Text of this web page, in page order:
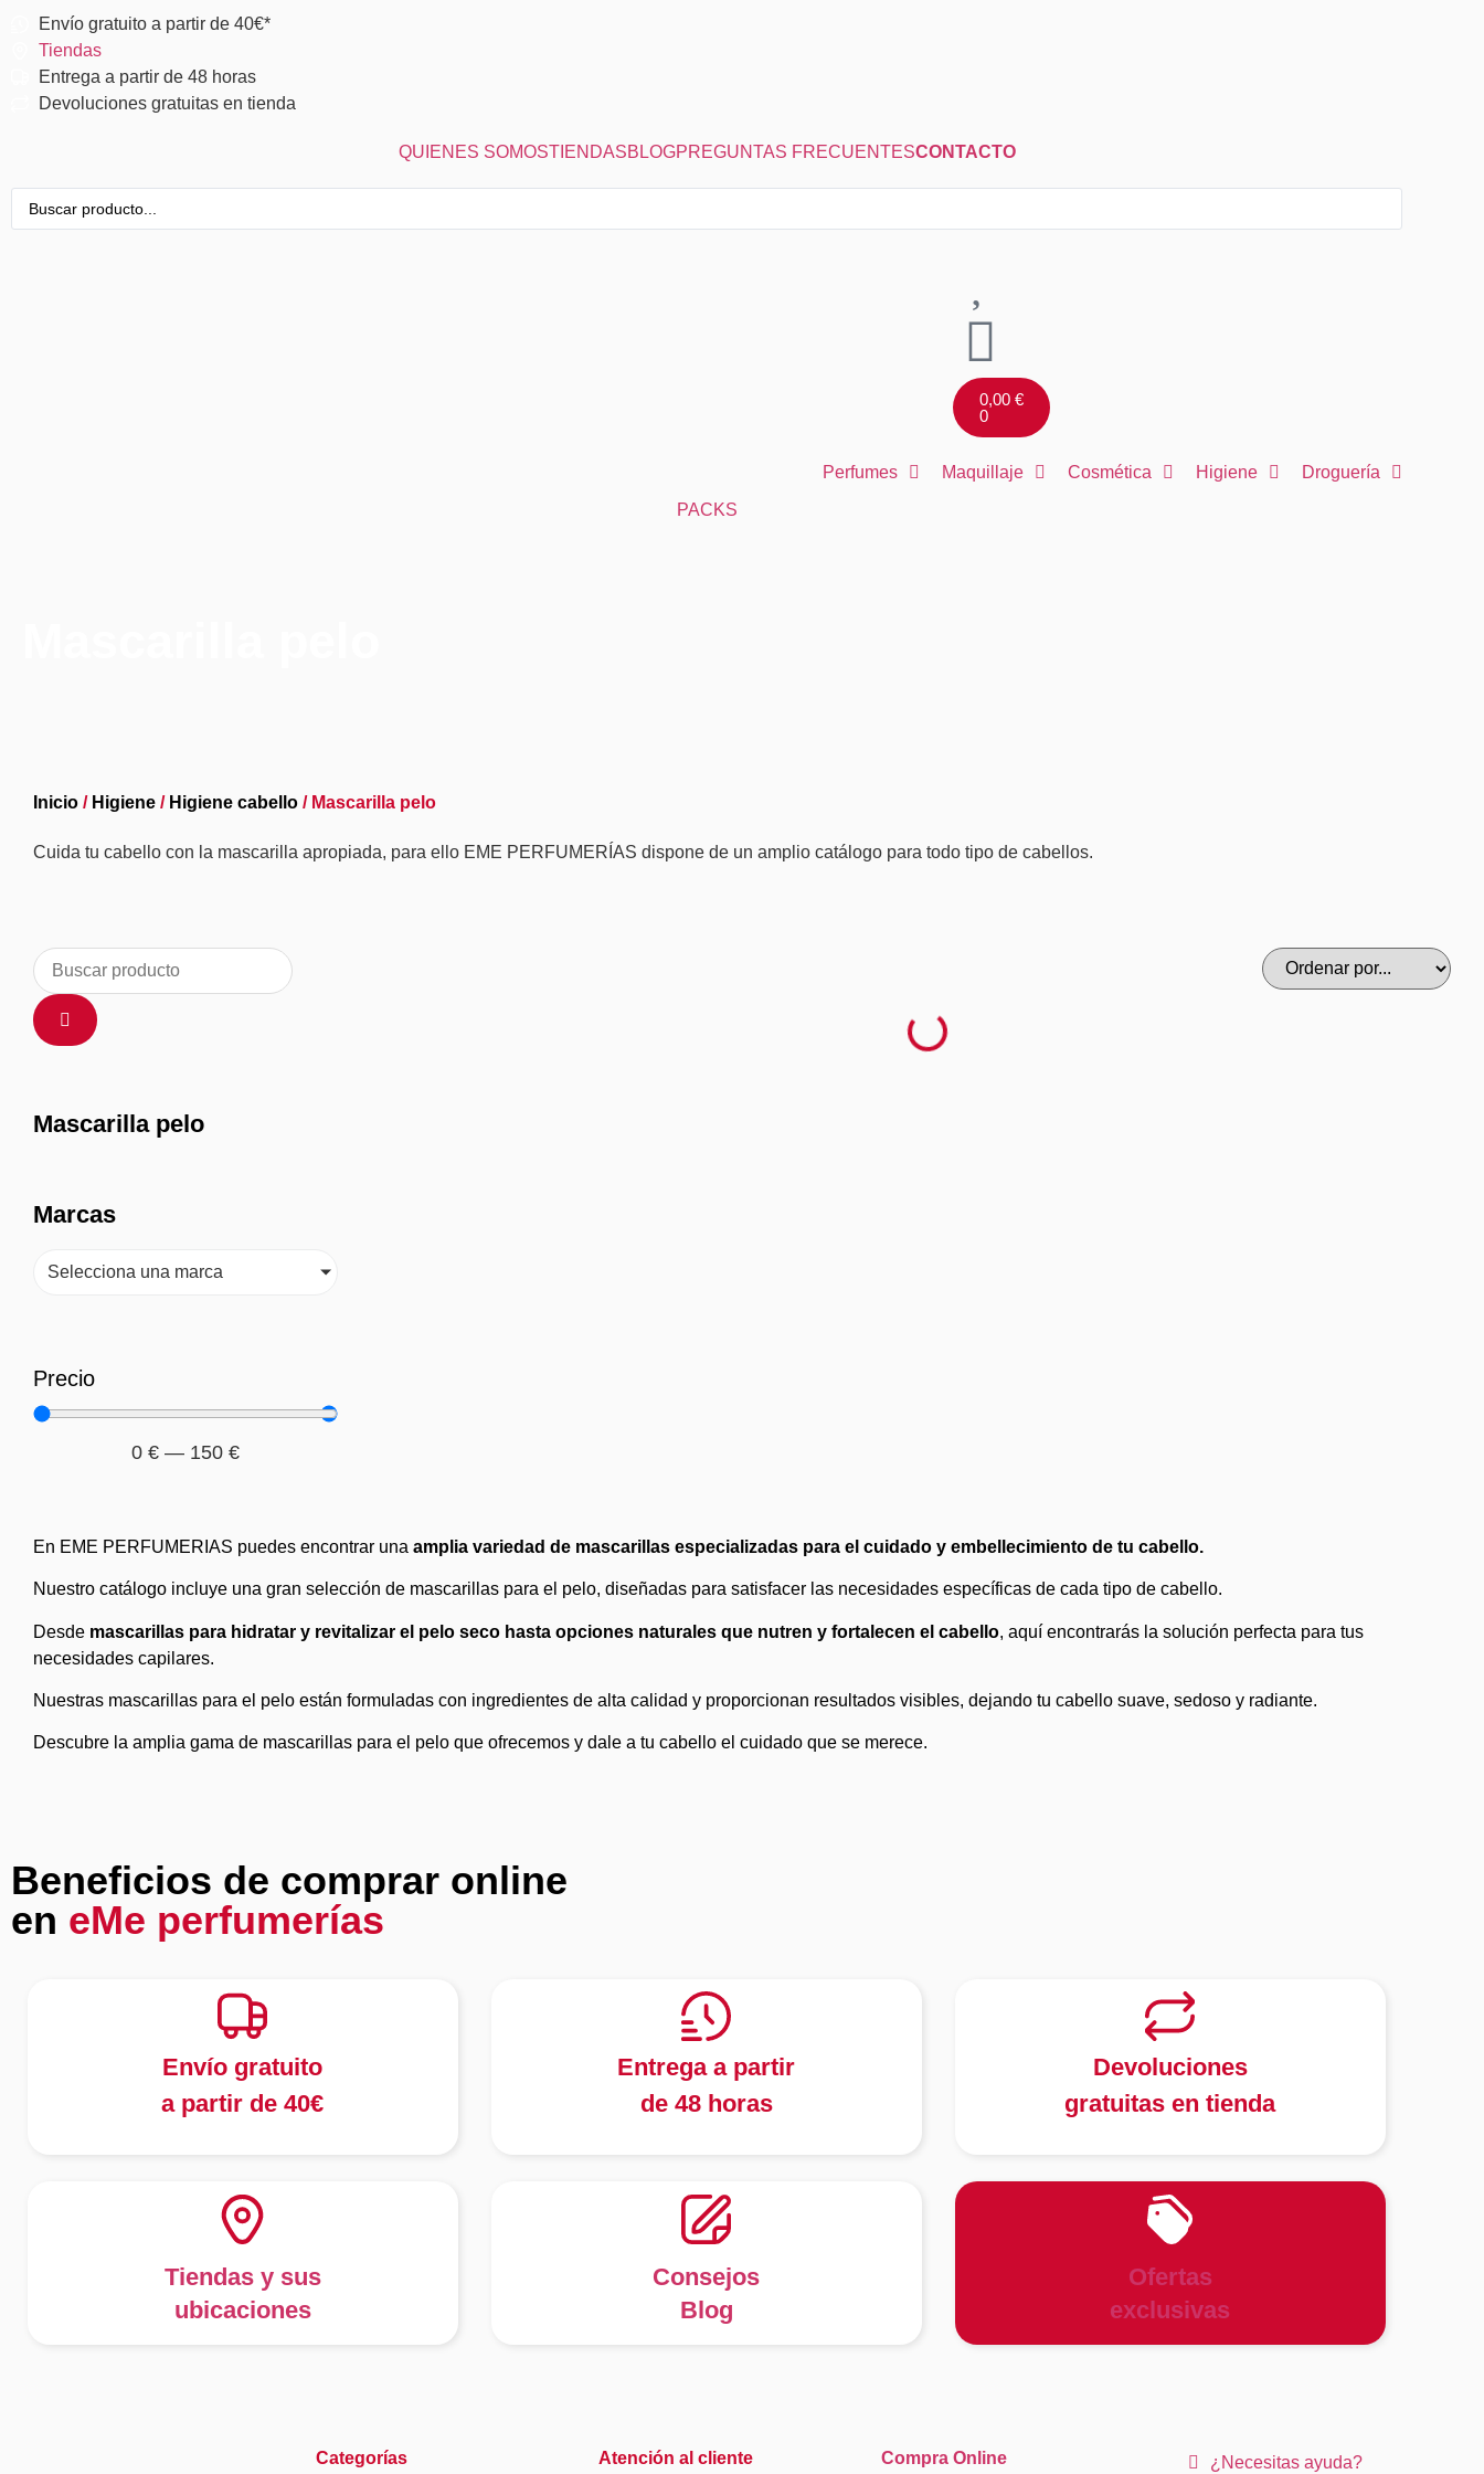
Envío gratuito a partir de 40€*
Tiendas
Entrega a partir de 48 horas
Devoluciones gratuitas en tienda
QUIENES SOMOSTIENDASBLOGPREGUNTAS FRECUENTESCONTACTO
0,00€
0
Perfumes Maquillaje Cosmética Higiene
Droguería
PACKS
Inicio / Higiene / Higiene cabello / Mascarilla pelo
Cuida tu cabello con la mascarilla apropiada, para ello EME PERFUMERÍAS dispone de un amplio catálogo para todo tipo de cabellos.
Mascarilla pelo
Marcas
Selecciona una marca
Precio
0 € — 150 €
En EME PERFUMERIAS puedes encontrar una amplia variedad de mascarillas especializadas para el cuidado y embellecimiento de tu cabello.
Nuestro catálogo incluye una gran selección de mascarillas para el pelo, diseñadas para satisfacer las necesidades específicas de cada tipo de cabello.
Desde mascarillas para hidratar y revitalizar el pelo seco hasta opciones naturales que nutren y fortalecen el cabello, aquí encontrarás la solución perfecta para tus
necesidades capilares.
Nuestras mascarillas para el pelo están formuladas con ingredientes de alta calidad y proporcionan resultados visibles, dejando tu cabello suave, sedoso y radiante.
Descubre la amplia gama de mascarillas para el pelo que ofrecemos y dale a tu cabello el cuidado que se merece.
Beneficios de comprar online
en eMe perfumerías
Envío gratuito
a partir de 40€
Entrega a partir
de 48 horas
Devoluciones
gratuitas en tienda
Tiendas y sus
ubicaciones
Consejos
Blog
Ofertas
exclusivas
Categorías Atención al cliente Compra Online ¿Necesitas ayuda?